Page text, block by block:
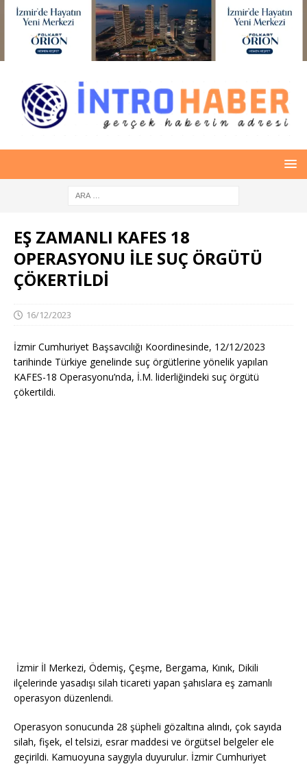
EŞ ZAMANLI KAFES 18
OPERASYONU İLE SUÇ ÖRGÜTÜ
ÇÖKERTİLDİ
16/12/2023
İzmir Cumhuriyet Başsavcılığı Koordinesinde, 12/12/2023
tarihinde Türkiye genelinde suç örgütlerine yönelik yapılan
KAFES-18 Operasyonu’nda, İ.M. liderliğindeki suç örgütü
çökertildi.
İzmir İl Merkezi, Ödemiş, Çeşme, Bergama, Kınık, Dikili
ilçelerinde yasadışı silah ticareti yapan şahıslara eş zamanlı
operasyon düzenlendi.
Operasyon sonucunda 28 şüpheli gözaltına alındı, çok sayıda
silah, fişek, el telsizi, esrar maddesi ve örgütsel belgeler ele
geçirildi. Kamuoyuna saygıyla duyurulur. İzmir Cumhuriyet